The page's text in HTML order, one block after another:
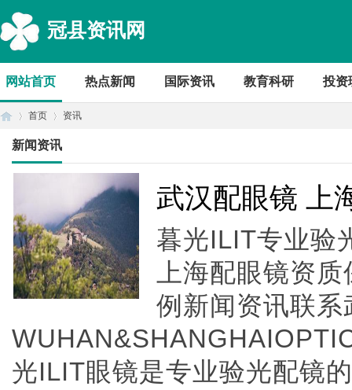
冠县资讯网
网站首页 热点新闻 国际资讯 教育科研 投资
首页 资讯
新闻资讯
武汉配眼镜 上
暮光ILIT专业验
上海配眼镜资
例新闻资讯联
光ILIT眼镜是专业验光配镜